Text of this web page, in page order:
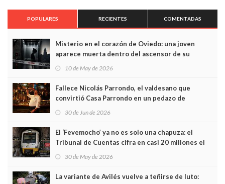
POPULARES RECIENTES COMENTADAS
Misterio en el corazón de Oviedo: una joven
aparece muerta dentro del ascensor de su
edificio y las cámaras captan sus últimos minutos
10 de May de 2026
Fallece Nicolás Parrondo, el valdesano que
convirtió Casa Parrondo en un pedazo de
Asturias en Madrid
30 de Jun de 2026
El ‘Fevemocho’ ya no es solo una chapuza: el
Tribunal de Cuentas cifra en casi 20 millones el
sobrecoste de los trenes que no cabían por los
30 de May de 2026
La variante de Avilés vuelve a teñirse de luto: